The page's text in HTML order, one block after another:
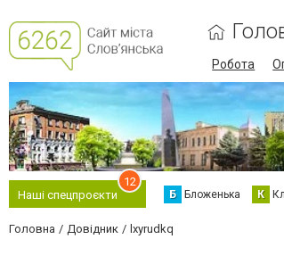
Робота
Наші спецпроєкти
12
Б Бложенька К
Головна Довідник lxyrudkq